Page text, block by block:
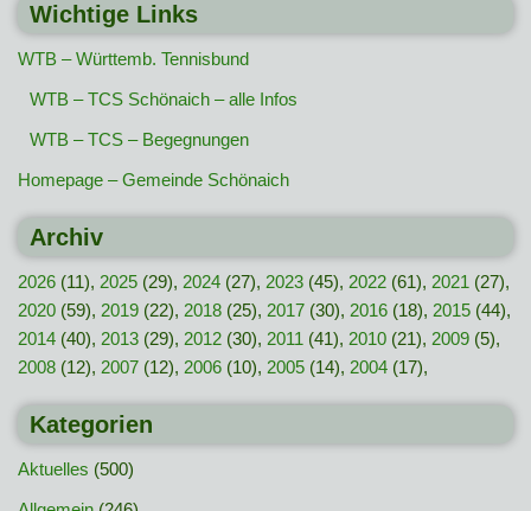
Wichtige Links
WTB – Württemb. Tennisbund
WTB – TCS Schönaich – alle Infos
WTB – TCS – Begegnungen
Homepage – Gemeinde Schönaich
Archiv
2026 (11), 2025 (29), 2024 (27), 2023 (45), 2022 (61), 2021 (27),
2020 (59), 2019 (22), 2018 (25), 2017 (30), 2016 (18), 2015 (44),
2014 (40), 2013 (29), 2012 (30), 2011 (41), 2010 (21), 2009 (5),
2008 (12), 2007 (12), 2006 (10), 2005 (14), 2004 (17),
Kategorien
Aktuelles (500)